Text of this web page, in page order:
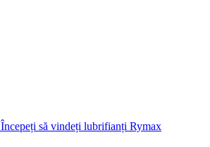
Începeți să vindeți lubrifianți Rymax